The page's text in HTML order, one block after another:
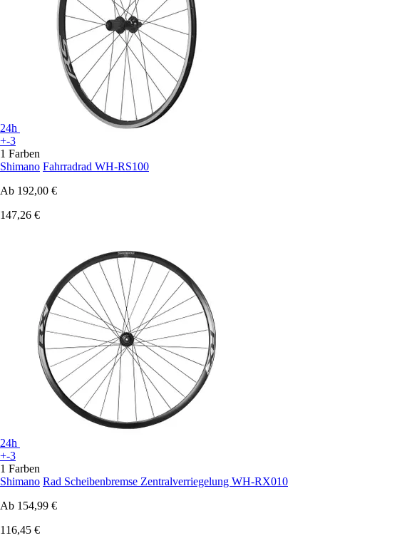
24h
+-3
1 Farben
Shimano Fahrradrad WH-RS100
Ab 192,00 €
147,26 €
24h
+-3
1 Farben
Shimano Rad Scheibenbremse Zentralverriegelung WH-RX010
Ab 154,99 €
116,45 €